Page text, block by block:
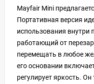
Mayfair Mini
Портативная версия
использования внутри
работающий от
перемещать в любое
его основании
регулирует яркость.